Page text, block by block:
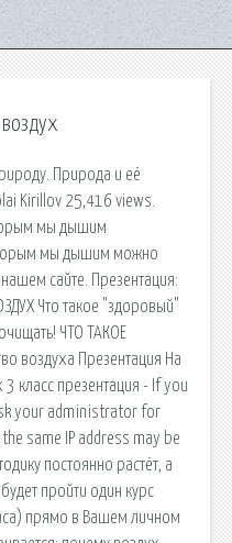
Природа и её
Kirillov 25,416 views.
мы дышим
мы дышим можно
сайте. Презентация:
Что такое "здоровый"
ЧТО ТАКОЕ
воздуха Презентация На
3 класс презентация - If you
your administrator for
same IP address may be
постоянно растёт, а
пройти один курс
прямо в Вашем личном